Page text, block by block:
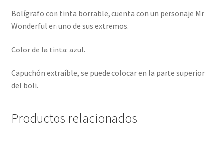
Bolígrafo con tinta borrable, cuenta con un personaje Mr
Wonderful en uno de sus extremos.
Color de la tinta: azul.
Capuchón extraíble, se puede colocar en la parte superior
del boli.
Productos relacionados